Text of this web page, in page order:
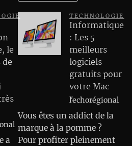
le
a
TECHNOLOGIE
Informatique
: Les 5
meilleurs
logiciels
gratuits pour
votre Mac
l'echorégional
Vous êtes un addict de la
marque à la pomme ?
Pour profiter pleinement